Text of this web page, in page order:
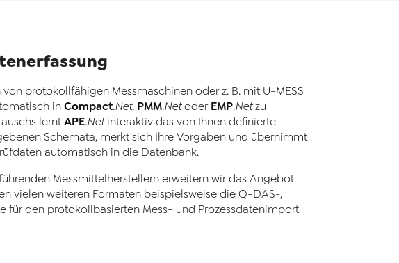
protokollfähigen Messmaschinen oder z. B. mit U-MESS
in Compact.Net, PMM.Netoder EMP.Netzu
lerntAPE.Netinteraktiv das von Ihnen definierte
Schemata, merkt sich Ihre Vorgaben und übernimmt
automatisch in die Datenbank.
Messmittelherstellern erweitern wir das Angebot
vielen weiteren Formaten beispielsweise die Q-DAS-,
für den protokollbasierten Mess- und Prozessdatenimport